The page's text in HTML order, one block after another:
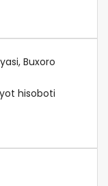
Buxoro
hisoboti